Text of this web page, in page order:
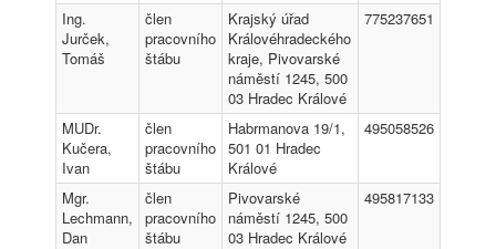
Ing.
Jurček,
Tomáš
člen
pracovního
štábu
Krajský úřad
Královéhradeckého
kraje, Pivovarské
náměstí 1245, 500
03 Hradec Králové
775237651
MUDr.
Kučera,
Ivan
člen
pracovního
štábu
Habrmanova 19/1,
501 01 Hradec
Králové
495058526
Mgr.
Lechmann,
Dan
člen
pracovního
štábu
Pivovarské
náměstí 1245, 500
03 Hradec Králové
495817133